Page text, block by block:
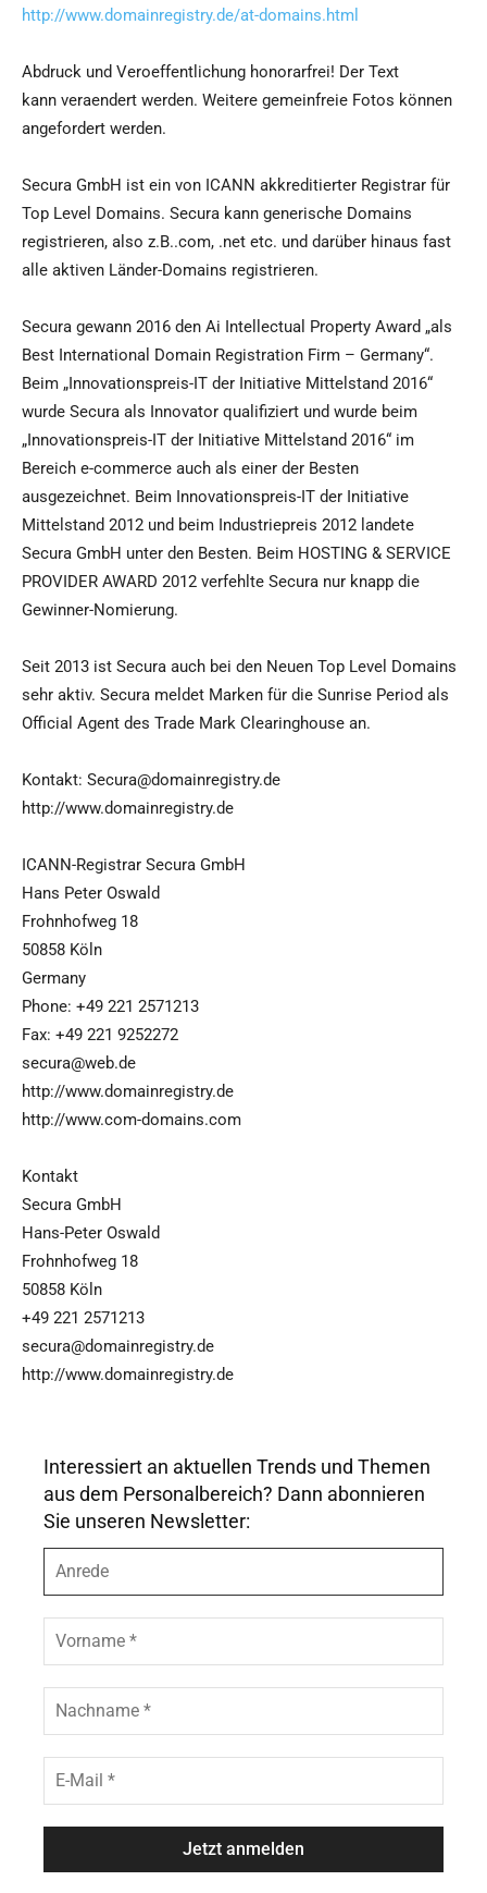
http://www.domainregistry.de/at-domains.html
Abdruck und Veroeffentlichung honorarfrei! Der Text
kann veraendert werden. Weitere gemeinfreie Fotos können
angefordert werden.
Secura GmbH ist ein von ICANN akkreditierter Registrar für
Top Level Domains. Secura kann generische Domains
registrieren, also z.B..com, .net etc. und darüber hinaus fast
alle aktiven Länder-Domains registrieren.
Secura gewann 2016 den Ai Intellectual Property Award „als
Best International Domain Registration Firm – Germany“.
Beim „Innovationspreis-IT der Initiative Mittelstand 2016“
wurde Secura als Innovator qualifiziert und wurde beim
„Innovationspreis-IT der Initiative Mittelstand 2016“ im
Bereich e-commerce auch als einer der Besten
ausgezeichnet. Beim Innovationspreis-IT der Initiative
Mittelstand 2012 und beim Industriepreis 2012 landete
Secura GmbH unter den Besten. Beim HOSTING & SERVICE
PROVIDER AWARD 2012 verfehlte Secura nur knapp die
Gewinner-Nomierung.
Seit 2013 ist Secura auch bei den Neuen Top Level Domains
sehr aktiv. Secura meldet Marken für die Sunrise Period als
Official Agent des Trade Mark Clearinghouse an.
Kontakt: Secura@domainregistry.de
http://www.domainregistry.de
ICANN-Registrar Secura GmbH
Hans Peter Oswald
Frohnhofweg 18
50858 Köln
Germany
Phone: +49 221 2571213
Fax: +49 221 9252272
secura@web.de
http://www.domainregistry.de
http://www.com-domains.com
Kontakt
Secura GmbH
Hans-Peter Oswald
Frohnhofweg 18
50858 Köln
+49 221 2571213
secura@domainregistry.de
http://www.domainregistry.de
Interessiert an aktuellen Trends und Themen
aus dem Personalbereich? Dann abonnieren
Sie unseren Newsletter:
r
e
e
r
n
m
c
h
a
M
a
l